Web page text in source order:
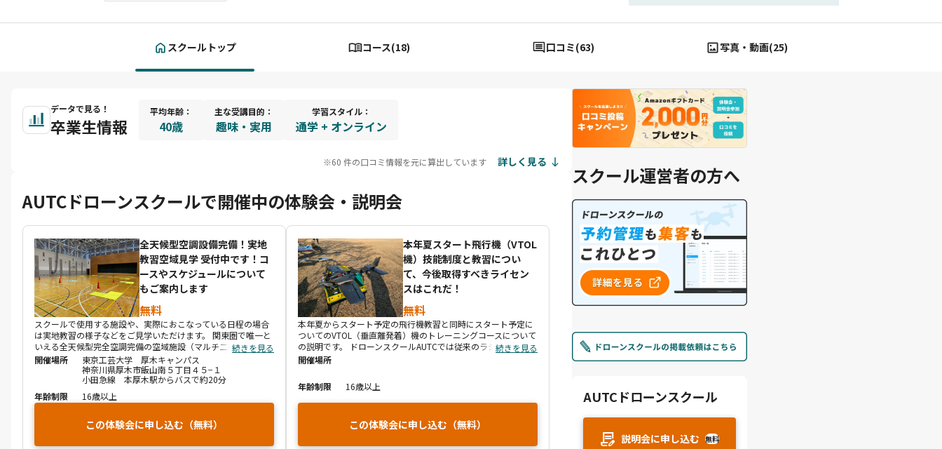
スクールトップ コース(18) 口コミ(63) 写真・動画(25)
データで見る！
卒業生情報
平均年齢：
40歳
主な受講目的：
趣味・実用
学習スタイル：
通学 + オンライン
※60 件の口コミ情報を元に算出しています 詳しく見る
AUTCドローンスクールで開催中の体験会・説明会
全天候型空調設備完備！実地
教習空域見学 受付中です！コ
ースやスケジュールについて
もご案内します
無料
スクールで使用する施設や、実際におこなっている日程の場合
は実地教習の様子などをご見学いただけます。 関東圏で唯一と
いえる全天候型完全空調完備の空域施設（マルチ二等空域）や
マルチ一等空域をご覧いただけます。 教習時の専用機体やマン
ツーマン指導に関してご説明をいたします。
続きを見る
開催場所
東京工芸大学 厚木キャンパス
神奈川県厚木市飯山南５丁目４５−１
小田急線 本厚木駅からバスで約20分
年齢制限
16歳以上
この体験会に申し込む（無料）
本年夏スタート飛行機（VTOL
機）技能制度と教習につい
て、今後取得すべきライセン
スはこれだ！
無料
本年夏からスタート予定の飛行機教習と同時にスタート予定に
ついてのVTOL（垂直離発着）機のトレーニングコースについて
の説明です。 ドローンスクールAUTCでは従来のラジコン機の
改造型の飛行機教習ではなく、場合によってはVTOL機になる機
グ（AS-VT01K）などの高価な機体を用いた場合教習費用は自ず
と高額になります、ドローンスクールAUTCでは機体と送受信機
を含めた総額を抑えた個人が練習用に購入できる現実的な価格
クールAUTCが開催する社会実装の本命機であるVTOL機のトレ
続きを見る
開催場所
年齢制限 16歳以上
この体験会に申し込む（無料）
スクール運営者の方へ
AUTCドローンスクール
説明会に申し込む 無料